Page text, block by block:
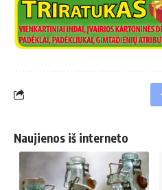
Naujienos iš interneto